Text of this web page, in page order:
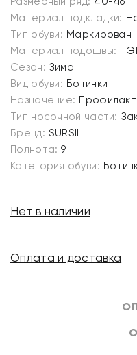
Материал подкладки:
Тип обуви: Маркирован
Материал подошвы:
Сезон: Зима
Вид обуви: Ботинки
Назначение:
Тип носочной части:
Бренд: SURSIL
Полнота: 9
Категория обуви:
Нет в наличии
Оплата и доставка